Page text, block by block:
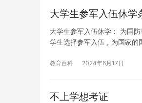
大学生参军入伍休
大学生参军入伍休学： 为国
学生选择参军入伍，为国家
教育百科 2024年6月17日
不上学想考证